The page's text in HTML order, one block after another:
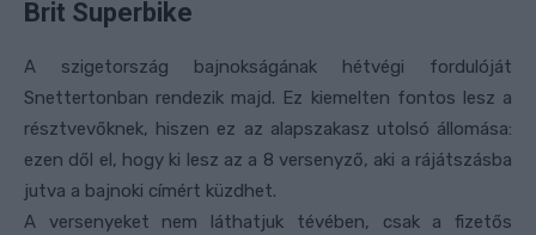
Brit Superbike
A szigetország bajnokságának hétvégi fordulóját
Snettertonban rendezik majd. Ez kiemelten fontos lesz a
résztvevőknek, hiszen ez az alapszakasz utolsó állomása:
ezen dől el, hogy ki lesz az a 8 versenyző, aki a rájátszásba
jutva a bajnoki címért küzdhet.
A versenyeket nem láthatjuk tévében, csak a fizetős